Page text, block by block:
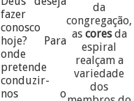
fazer
conosco
hoje? Para
onde
pretende
conduzir-
nos o
da
congregação,
as coresda
espiral
realçam a
variedade
dos